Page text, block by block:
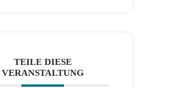
TEILE DIESE
VERANSTALTUNG